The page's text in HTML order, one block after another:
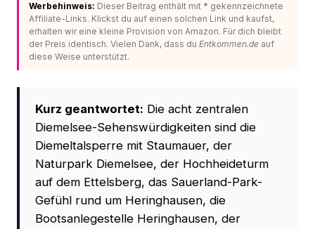
Werbehinweis: Dieser Beitrag enthält mit * gekennzeichnete
Affiliate-Links. Klickst du auf einen solchen Link und kaufst,
erhalten wir eine kleine Provision von Amazon. Für dich bleibt
der Preis identisch. Vielen Dank, dass du Entkommen.de auf
diese Weise unterstützt.
Kurz geantwortet: Die acht zentralen
Diemelsee-Sehenswürdigkeiten sind die
Diemeltalsperre mit Staumauer, der
Naturpark Diemelsee, der Hochheideturm
auf dem Ettelsberg, das Sauerland-Park-
Gefühl rund um Heringhausen, die
Bootsanlegestelle Heringhausen, der